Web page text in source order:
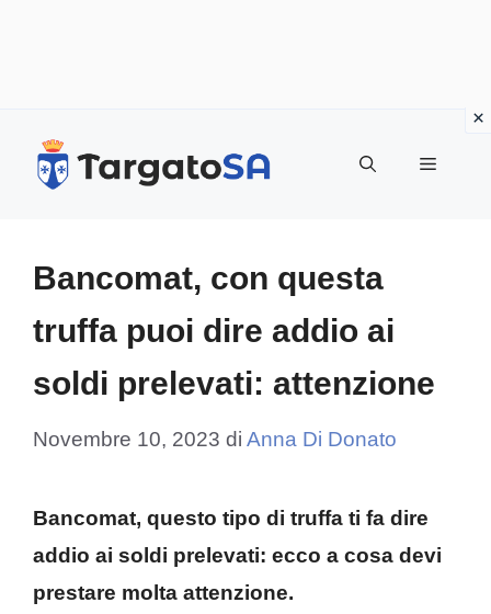
Menu
Bancomat, con questa
truffa puoi dire addio ai
soldi prelevati: attenzione
Novembre 10, 2023 di Anna Di Donato
Bancomat, questo tipo di truffa ti fa dire
addio ai soldi prelevati: ecco a cosa devi
prestare molta attenzione.